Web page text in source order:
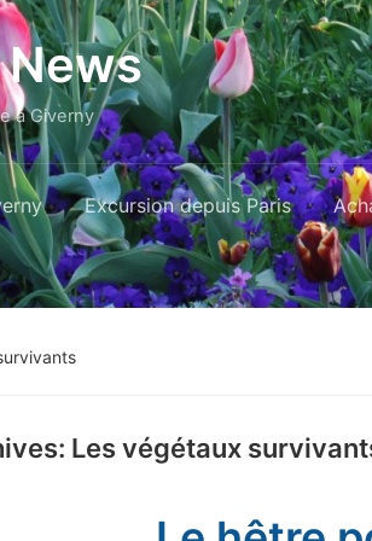
à Giverny
Excursion depuis Paris
Les végétaux